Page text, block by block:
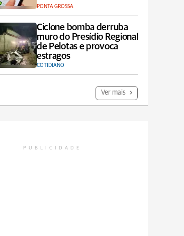
PONTA GROSSA
Ciclone bomba derruba
muro do Presídio Regional
de Pelotas e provoca
estragos
COTIDIANO
Ver mais
PUBLICIDADE